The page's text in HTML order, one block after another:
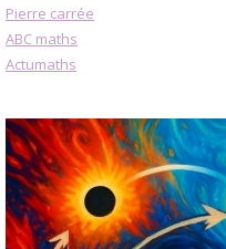
Pierre carrée
ABC maths
Actumaths